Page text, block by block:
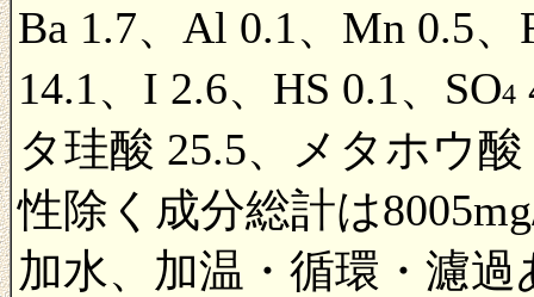
Ba 1.7、Al 0.1、Mn 0.5
14.1、I 2.6、HS 0.1、SO4
タ珪酸 25.5、メタホウ酸
性除く成分総計は
加水、加温・循環・濾